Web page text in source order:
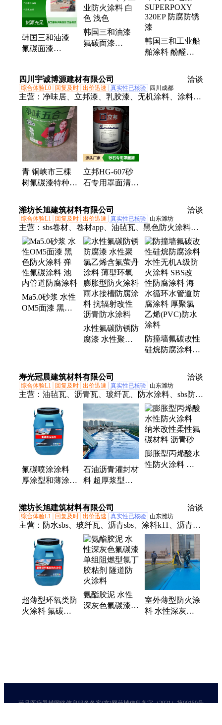
韩国三和油漆
氟碳面漆
色 浅色
韩国三和油漆
氟碳面漆
色 浅色
韩国三和工业船
舶涂料 酚醛环
SUPERPOXY
320EP 防腐防锈
漆
四川宇诚博源建材有限公司 洽谈
综合体验L0 回复及时 出价迅速 真实性已核验 四川成都
主营： 净味居、立邦漆、乳胶漆、无机涂料、涂料工
程漆、外墙质感涂料、专卖店、防水胶、居丽美、堵
漏王、内墙底漆、120超易净、防水耗材、自粘卷
材、防水卷材、电话信誉、防水材料、防水浆料、抗
甲醛5合1、净味五合一、抗甲醛净味、工程外墙漆、
墙面加固剂、底层耐水腻子、太空堡沥青卷材
青 铜峡市三棵
树氟碳漆特种防
性强/施工方
立邦HG-607砂
石专用罩面清漆
简便
潍坊长旭建筑材料有限公司 洽谈
综合体验L1 回复及时 出价迅速 真实性已核验 山东潍坊
主营： sbs卷材、卷材app、油毡瓦、黑色防火涂料、
卷材eva、号沥青、贴缝带、外墙面、pvc自黏、聚氨
酯、pvc防水、10#沥青、防水sbs、彩钢顶、玻纤瓦、
抗裂贴、沥青瓦、沙皮瓦、eva防水、tss防水、hdpe
防水、卷材p类、卷材l类、isbs防水、卷材sbpe、pe膜
防水
Ma5.0砂浆 水性
OM5面漆 黑色
水性氟碳防锈防
腐漆 水性聚氯
胀型防火涂料
雨水接槽防腐涂
料 抗辐射改性
沥青防水涂料
防撞墙氟碳改性
硅烷防腐涂料
火涂料 SBS改
性防腐涂料 海
水循环水管道防
腐涂料 厚聚氯
乙烯(PVC)防水
涂料
寿光冠晨建筑材料有限公司 洽谈
综合体验L1 回复及时 出价迅速 真实性已核验 山东潍坊
主营： 油毡瓦、沥青瓦、玻纤瓦、防水涂料、sbs防水
卷材、自粘防水卷材、高分子防水卷材、pvc防水卷
材、三元乙丙橡胶防水卷材、高聚物改性沥青防水卷
材、聚氯乙烯防水卷材、非沥青基防水卷材、预铺防
水卷材、湿铺防水卷材、聚乙烯丙纶防水卷材、隧道
专用防水卷材、耐根穿刺防水卷材、自粘橡胶防水卷
材
氟碳喷涂涂料
厚涂型和薄涂型
聚脲胶粘剂树脂
石油沥青灌封材
料 超厚浆型无
腐涂料 非膨胀
型厚涂型防火涂
料 水性氟碳底
漆 防水涂料T1-
8
膨胀型丙烯酸水
性防火涂料 纳
潍坊长旭建筑材料有限公司 洽谈
综合体验L1 回复及时 出价迅速 真实性已核验 山东潍坊
主营： 防水sbs、玻纤瓦、沥青sbs、涂料k11、沥青
胶、prm防水、油毡瓦、eva防水、k11防水、pvc防
水、沥青瓦、屋面板、eva高铁、卷材sbs、聚乙烯、
hdpe防水、fyt1防水、卷材1卷、pvcs防水、hut1防
水、pe高分子、pe膜防水、聚氯乙烯、县sbs防水、卷
材先做
超薄型环氧类防
火涂料 氟碳防
氨酯胶泥 水性
深灰色氟碳漆
室外薄型防火涂
料 水性深灰色
药品医疗器械网络信息服务备案(京)网药械信息备字（2021）第00159号